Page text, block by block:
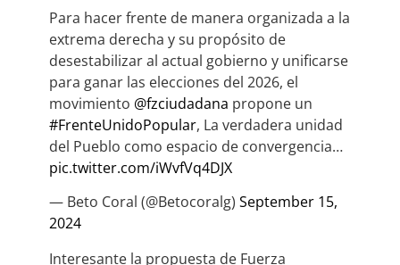
Para hacer frente de manera organizada a la
extrema derecha y su propósito de
desestabilizar al actual gobierno y unificarse
para ganar las elecciones del 2026, el
movimiento @fzciudadana propone un
#FrenteUnidoPopular, La verdadera unidad
del Pueblo como espacio de convergencia…
pic.twitter.com/iWvfVq4DJX
— Beto Coral (@Betocoralg) September 15,
2024
Interesante la propuesta de Fuerza